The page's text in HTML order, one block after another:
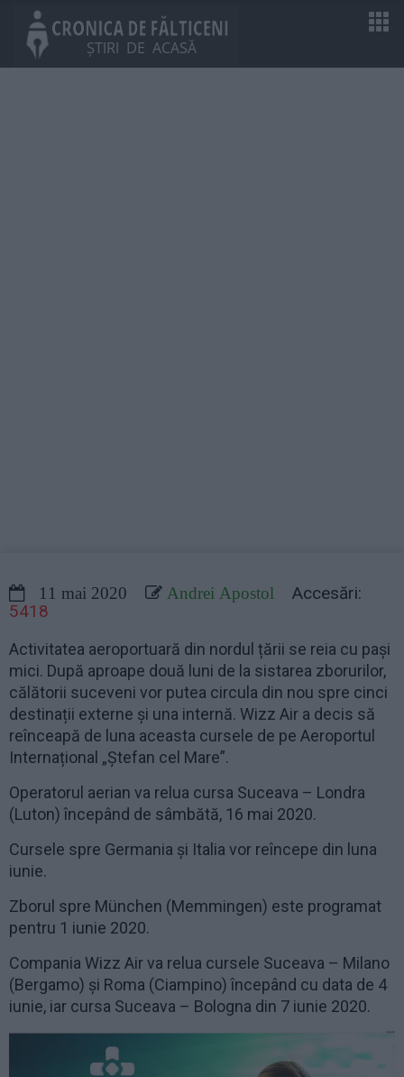
11 mai 2020 Andrei Apostol
Accesări:
5418
Activitatea aeroportuară din nordul țării se reia cu pași
mici. După aproape două luni de la sistarea zborurilor,
călătorii suceveni vor putea circula din nou spre cinci
destinații externe și una internă. Wizz Air a decis să
reînceapă de luna aceasta cursele de pe Aeroportul
Internațional „Ștefan cel Mare”.
Operatorul aerian va relua cursa Suceava – Londra
(Luton) începând de sâmbătă, 16 mai 2020.
Cursele spre Germania și Italia vor reîncepe din luna
iunie.
Zborul spre München (Memmingen) este programat
pentru 1 iunie 2020.
Compania Wizz Air va relua cursele Suceava – Milano
(Bergamo) și Roma (Ciampino) începând cu data de 4
iunie, iar cursa Suceava – Bologna din 7 iunie 2020.